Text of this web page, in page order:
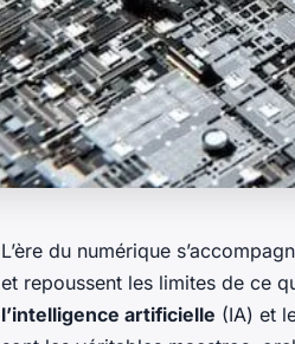
L’ère du numérique
et repoussent les limites de ce
l’intelligence artificielle (IA) et